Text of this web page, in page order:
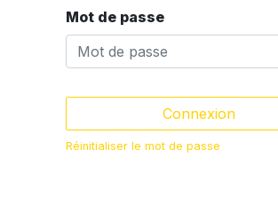
Mot de passe
Connexion
Réinitialiser le mot de passe